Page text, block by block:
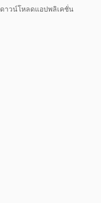
ดาวน์โหลดแอปพลิเคชั่น